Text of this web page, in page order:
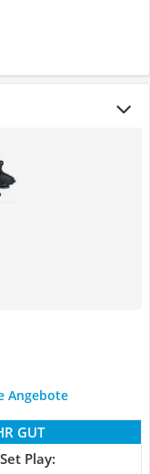
Angebote
GUT
Play: